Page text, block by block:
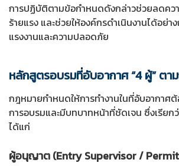
การปฏิบัติตามข้อกำหนดดังกล่าวช่วยลดคว
ร้ายแรง และช่วยให้องค์กรดำเนินงานได้อย่
แรงงานและความปลอดภัย
หลักสูตรอบรมที่อับอากาศ “4 ผู้” ตา
กฎหมายกำหนดให้การทำงานในที่อับอากาศ
การอบรมและมีบทบาทหน้าที่ชัดเจน ซึ่งเรีย
ได้แก่
ผู้อนุญาต (Entry Supervisor /